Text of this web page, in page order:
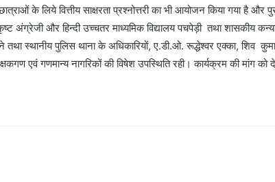
के लिये वित्तीय साक्षरता प्रश्नोत्तरी का भी आयोजन किया गया है और
अंग्रेजी और हिन्दी उच्चतर माध्यमिक विद्यालय पचपेड़ी तथा शासकीय
स्थानीय पुलिस थाना के अधिकारियों, ए.डी.ओ. रूद्धेश्वर एक्का, शिव
एवं गणमान्य नागरिकों की विषेश उपस्थिति रही। कार्यक्रम की मांग